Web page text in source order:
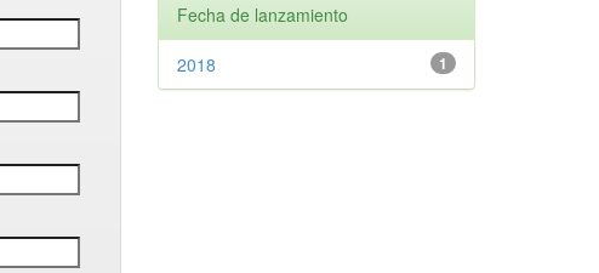
Fecha de lanzamiento
1
2018